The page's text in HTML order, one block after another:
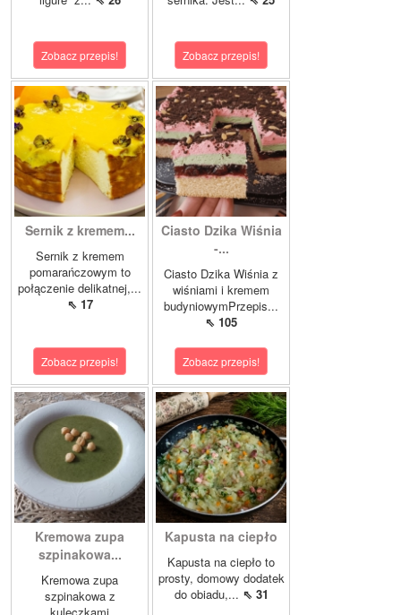
Zobacz przepis! Zobacz przepis!
Sernik z kremem...
Sernik z kremem
pomarańczowym to
połączenie delikatnej,...
⇖ 17
Zobacz przepis!
Ciasto Dzika Wiśnia
-...
Ciasto Dzika Wiśnia z
wiśniami i kremem
budyniowymPrzepis...
⇖ 105
Zobacz przepis!
Kremowa zupa
szpinakowa...
Kremowa zupa
szpinakowa z
Kapusta na ciepło
Kapusta na ciepło to
prosty, domowy dodatek
do obiadu,... ⇖ 31